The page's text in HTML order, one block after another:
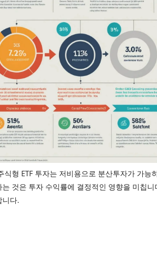
식형 ETF 투자는 저비용으로 분산투자가 가
는 것은 투자 수익률에 결정적인 영향을 미칩
니다.